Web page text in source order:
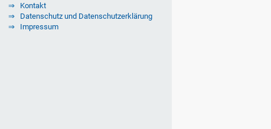
Kontakt
Datenschutz und Datenschutzerklärung
Impressum